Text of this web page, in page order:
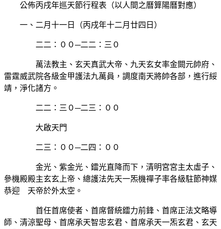
公佈丙戌年巡天節行程表（以人間之曆算陽曆對應）
一、二月十一日（丙戌年十二月廿四日）
二二：００─二二：三０
萬法教主、玄天真武大帝、九天玄女率金闕元帥府、
雷霆威武院各級金甲護法九萬員，調度南天將帥各部，進行綏
靖，淨化諸方。
二二：三０─二三：００
大啟天門
二三：００─二四：００
金光、紫金光、鐳光直降而下，清明宮宮主太虛子、
參機殿殿主玄玄上帝、總護法先天一炁機禪子率各級駐節神媒
恭迎 天帝於外太空。
首任首席使者、首席督統鐳力前鋒、首席正法文略導
師、清涼聖母、首席承天智忠玄君、首席承天一炁玄君、玄天